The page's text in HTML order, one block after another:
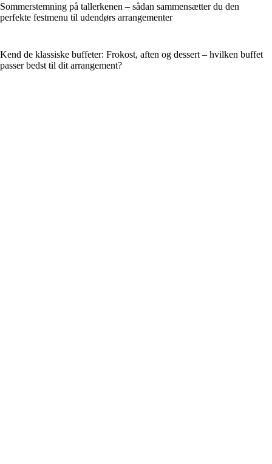
Sommerstemning på tallerkenen – sådan sammensætter du den
perfekte festmenu til udendørs arrangementer
Kend de klassiske buffeter: Frokost, aften og dessert – hvilken buffet
passer bedst til dit arrangement?